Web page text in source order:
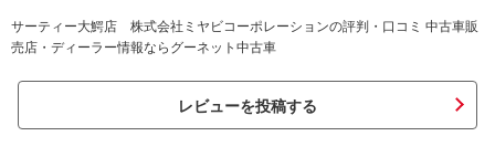
サーティー大鰐店 株式会社ミヤビコーポレーションの評判・口コミ 中古車販
売店・ディーラー情報ならグーネット中古車
レビューを投稿する